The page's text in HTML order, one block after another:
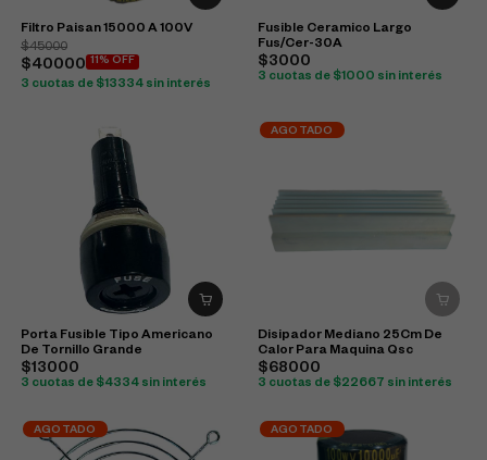
Filtro Paisan 15000 A 100V
$45000
$40000 11% OFF
3 cuotas de $13334 sin interés
Fusible Ceramico Largo
Fus/Cer-30A
$3000
3 cuotas de $1000 sin interés
Porta Fusible Tipo Americano
De Tornillo Grande
$13000
3 cuotas de $4334 sin interés
AGOTADO
Disipador Mediano 25Cm De
Calor Para Maquina Qsc
$68000
3 cuotas de $22667 sin interés
AGOTADO AGOTADO